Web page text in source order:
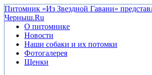
Питомник «Из Звездной Гавани»
Черныш.Ru
О питомнике
Новости
Наши собаки и их потомки
Фотогалерея
Щенки